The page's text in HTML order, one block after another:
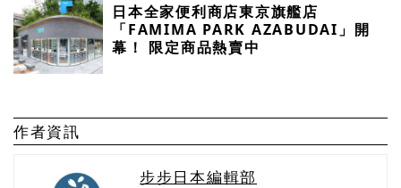
日本全家便利商店東京旗艦店
「FAMIMA PARK AZABUDAI」開
幕！ 限定商品熱賣中
作者資訊
步步日本編輯部